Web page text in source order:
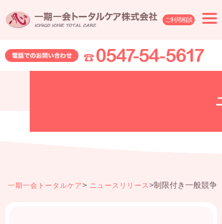
ご利用相談
一期一会トータルケア> ニュースリリース>制限付き一般競争